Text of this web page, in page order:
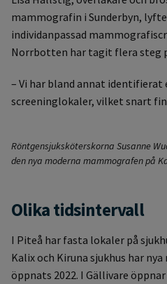
mammografin i Sunderbyn,
individanpassad
Norrbotten har tagit flera steg
– Vi har bland annat identifierat
screeninglokaler, vilket snart
Röntgensjuksköterskorna Susanne
den nya moderna mammografen på
Olika tidsintervall
I Piteå har fasta lokaler på
Kalix och Kiruna sjukhus har
öppnats 2022. I Gällivare